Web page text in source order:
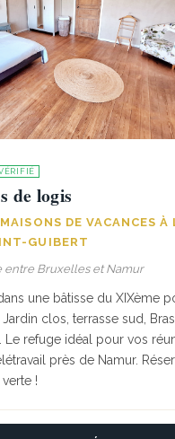
de logis
DE VACANCES À
GUIBERT
entre Bruxelles et Namur
une bâtisse du XIXème
clos, terrasse sud,
Le refuge idéal pour vos
près de Namur.
!